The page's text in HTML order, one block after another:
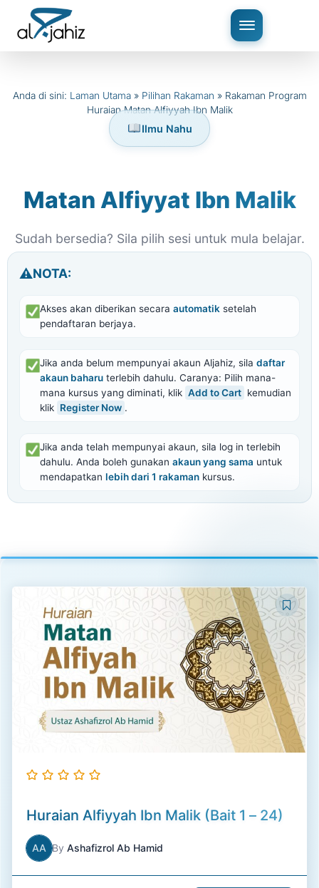
Anda di sini: Laman Utama» Pilihan Rakaman » Rakaman Program
Huraian Matan Alfiyyah Ibn Malik
Ilmu Nahu
Matan Alfiyyat Ibn Malik
Sudah bersedia? Sila pilih sesi untuk mula belajar.
NOTA:
Akses akan diberikan secaraautomatik setelah
pendaftaran berjaya.
Jika anda belum mempunyai akaun Aljahiz, siladaftar
akaun baharu terlebih dahulu. Caranya: Pilih mana-
mana kursus yang diminati, klik Add to Cart kemudian
klik Register Now .
Jika anda telah mempunyai akaun, sila log in terlebih
dahulu. Anda boleh gunakanakaun yang sama untuk
mendapatkanlebih dari 1 rakaman kursus.
Huraian Alfiyyah Ibn Malik (Bait 1 – 24)
AA By Ashafizrol Ab Hamid